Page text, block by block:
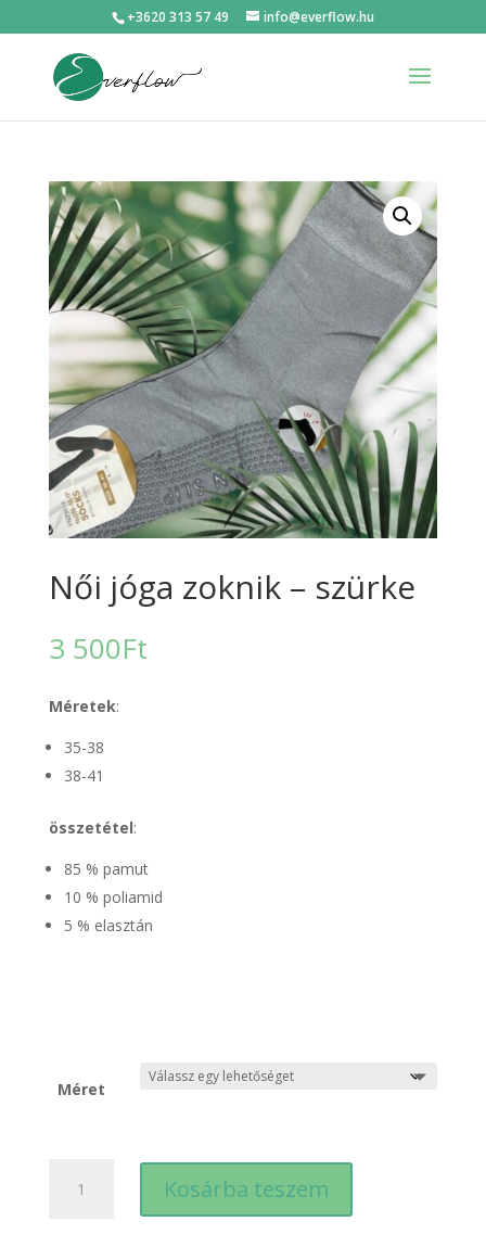
+3620 313 57 49 info@everflow.hu
Női jóga zoknik – szürke
3 500Ft
Méretek:
35-38
38-41
összetétel:
85 % pamut
10 % poliamid
5 % elasztán
Méret
Kosárba teszem